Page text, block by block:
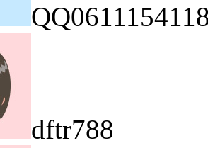
dftr788